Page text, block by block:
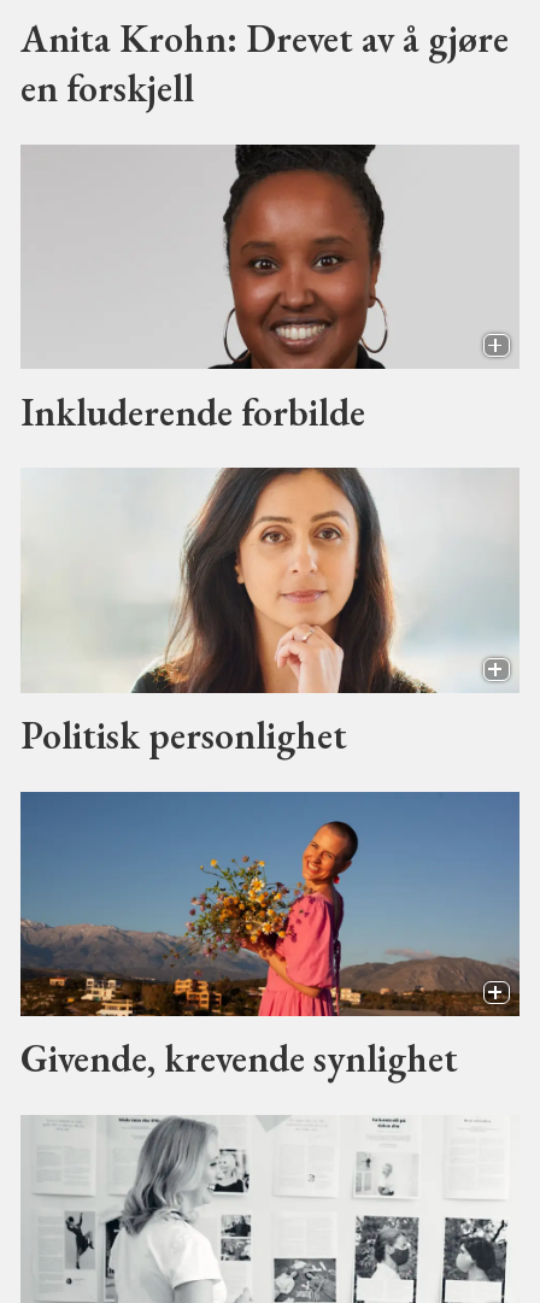
Anita Krohn: Drevet av å gjøre
en forskjell
Inkluderende forbilde
Politisk personlighet
Givende, krevende synlighet